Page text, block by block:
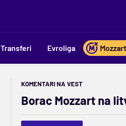
Transferi Evroliga
KOMENTARI NA VEST
Borac Mozzart na